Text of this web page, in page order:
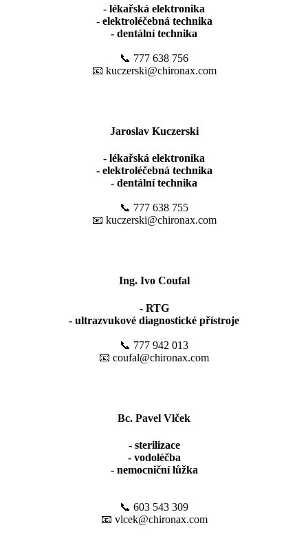
- lékařská elektronika
- elektroléčebná technika
- dentální technika
📞 777 638 756
📧 kuczerski@chironax.com
Jaroslav Kuczerski
- lékařská elektronika
- elektroléčebná technika
- dentální technika
📞 777 638 755
📧 kuczerski@chironax.com
Ing. Ivo Coufal
- RTG
- ultrazvukové diagnostické přístroje
📞 777 942 013
📧 coufal@chironax.com
Bc. Pavel Vlček
- sterilizace
- vodoléčba
- nemocniční lůžka
📞 603 543 309
📧 vlcek@chironax.com